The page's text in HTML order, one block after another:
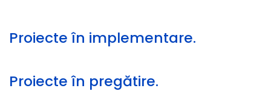
Proiecte în implementare.
Proiecte în pregătire.